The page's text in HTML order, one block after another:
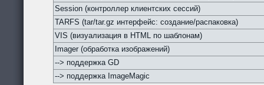
Session (контроллер клиентских сессий)
TARFS (tar/tar.gz интерфейс: создание/распаковка)
VIS (визуализация в HTML по шаблонам)
Imager (обработка изображений)
--> поддержка GD
--> поддержка ImageMagic